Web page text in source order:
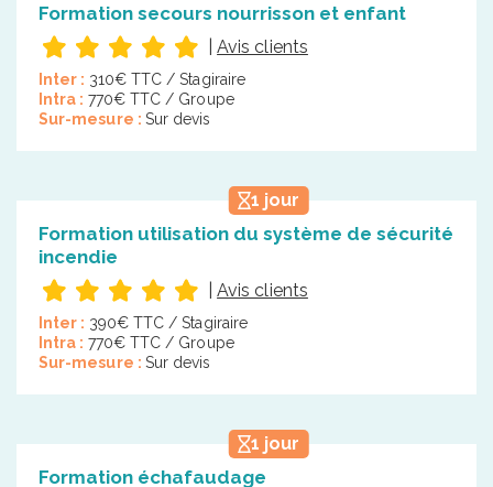
Formation secours nourrisson et enfant
Avis clients
Inter : 310€ TTC / Stagiraire
Intra : 770€ TTC / Groupe
Sur-mesure : Sur devis
1 jour
Formation utilisation du système de sécurité
incendie
Avis clients
Inter : 390€ TTC / Stagiraire
Intra : 770€ TTC / Groupe
Sur-mesure : Sur devis
1 jour
Formation échafaudage